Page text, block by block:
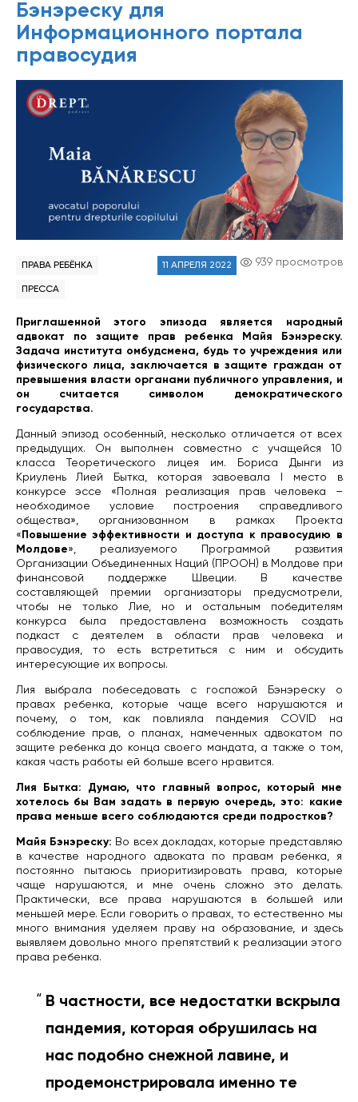
Бэнэреску для
Информационного портала
правосудия
ПРАВА РЕБЁНКА
ПРЕССА
11 АПРЕЛЯ 2022 939 просмотров
Приглашенной этого эпизода является народный
адвокат по защите прав ребенка Майя Бэнэреску.
Задача института омбудсмена, будь то учреждения или
физического лица, заключается в защите граждан от
превышения власти органами публичного управления, и
он считается символом демократического
государства.
Данный эпизод особенный, несколько отличается от всех
предыдущих. Он выполнен совместно с учащейся 10
класса Теоретического лицея им. Бориса Дынги из
Криулень Лией Бытка, которая завоевала I место в
конкурсе эссе «Полная реализация прав человека –
необходимое условие построения справедливого
общества», организованном в рамках Проекта
« Повышение эффективности и доступа к правосудию в
Молдове», реализуемого Программой развития
Организации Объединенных Наций (ПРООН) в Молдове при
финансовой поддержке Швеции. В качестве
составляющей премии организаторы предусмотрели,
чтобы не только Лие, но и остальным победителям
конкурса была предоставлена возможность создать
подкаст с деятелем в области прав человека и
правосудия, то есть встретиться с ним и обсудить
интересующие их вопросы.
Лия выбрала побеседовать с госпожой Бэнэреску о
правах ребенка, которые чаще всего нарушаются и
почему, о том, как повлияла пандемия COVID на
соблюдение прав, о планах, намеченных адвокатом по
защите ребенка до конца своего мандата, а также о том,
какая часть работы ей больше всего нравится.
Лия Бытка: Думаю, что главный вопрос, который мне
хотелось бы Вам задать в первую очередь, это: какие
права меньше всего соблюдаются среди подростков?
Майя Бэнэреску: Во всех докладах, которые представляю
в качестве народного адвоката по правам ребенка, я
постоянно пытаюсь приоритизировать права, которые
чаще нарушаются, и мне очень сложно это делать.
Практически, все права нарушаются в большей или
меньшей мере. Если говорить о правах, то естественно мы
много внимания уделяем праву на образование, и здесь
выявляем довольно много препятствий к реализации этого
права ребенка.
В частности, все недостатки вскрыла
пандемия, которая обрушилась на
нас подобно снежной лавине, и
продемонстрировала именно те